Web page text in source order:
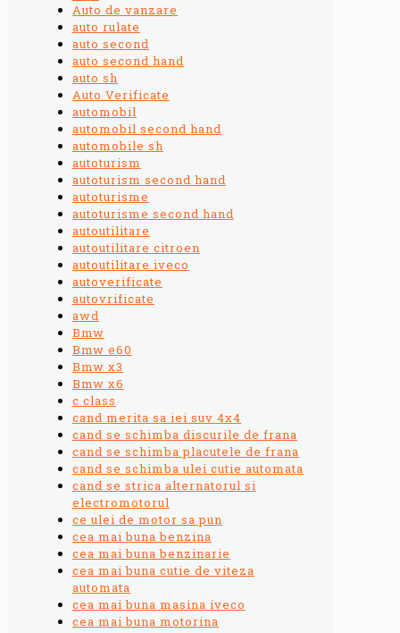
Auto de vanzare
auto rulate
auto second
auto second hand
auto sh
Auto Verificate
automobil
automobil second hand
automobile sh
autoturism
autoturism second hand
autoturisme
autoturisme second hand
autoutilitare
autoutilitare citroen
autoutilitare iveco
autoverificate
autovrificate
awd
Bmw
Bmw e60
Bmw x3
Bmw x6
c class
cand merita sa iei suv 4x4
cand se schimba discurile de frana
cand se schimba placutele de frana
cand se schimba ulei cutie automata
cand se strica alternatorul si
electromotorul
ce ulei de motor sa pun
cea mai buna benzina
cea mai buna benzinarie
cea mai buna cutie de viteza
automata
cea mai buna masina iveco
cea mai buna motorina